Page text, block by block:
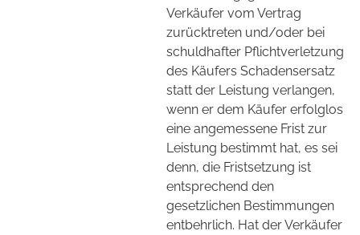
Verkäufer vom Vertrag
zurücktreten und/oder bei
schuldhafter Pflichtverletzung
des Käufers Schadensersatz
statt der Leistung verlangen,
wenn er dem Käufer erfolglos
eine angemessene Frist zur
Leistung bestimmt hat, es sei
denn, die Fristsetzung ist
entsprechend den
gesetzlichen Bestimmungen
entbehrlich. Hat der Verkäufer